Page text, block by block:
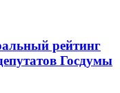
рейтинг
Госдумы